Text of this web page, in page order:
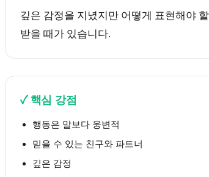
깊은 감정을 지녔지만 어떻게 표현해야
받을 때가 있습니다.
✓ 핵심 강점
행동은 말보다 웅변적
믿을 수 있는 친구와 파트너
깊은 감정